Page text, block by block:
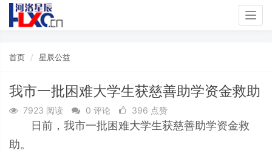
首页 星辰公益
我市一批困难大学生获慈善助学资金救助
7923 阅读 0 评论 396 点赞
日前，我市一批困难大学生获慈善助学资金救
助。